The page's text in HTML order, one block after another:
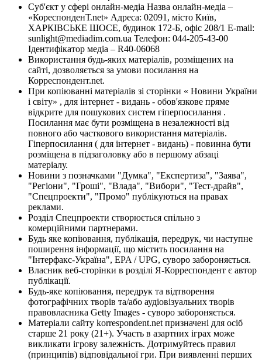
Суб'єкт у сфері онлайн-медіа Назва онлайн-медіа –
«КореспонденТ.net» Адреса: 02091, місто Київ,
ХАРКІВСЬКЕ ШОСЕ, будинок 172-Б, офіс 208/1 E-mail:
sunlight@mediadim.com.ua Телефон: 044-205-43-00
Ідентифікатор медіа – R40-06068
Використання будь-яких матеріалів, розміщених на
сайті, дозволяється за умови посилання на
Корреспондент.net.
При копіюванні матеріалів зі сторінки « Новини України
і світу» , для інтернет - видань - обов'язкове пряме
відкрите для пошукових систем гіперпосилання .
Посилання має бути розміщена в незалежності від
повного або часткового використання матеріалів.
Гіперпосилання ( для інтернет - видань) - повинна бути
розміщена в підзаголовку або в першому абзаці
матеріалу.
Новини з позначками "Думка", "Експертиза", "Заява",
"Регіони", "Гроші", "Влада", "Вибори", "Тест-драйв",
"Спецпроекти", "Промо" публікуються на правах
реклами.
Розділ Спецпроекти створюється спільно з
комерційними партнерами.
Будь яке копіювання, публікація, передрук, чи наступне
поширення інформації, що містить посилання на
"Інтерфакс-Україна", EPA / UPG, суворо забороняється.
Власник веб-сторінки в розділі Я-Корреспондент є автор
публікації.
Будь-яке копіювання, передрук та відтворення
фотографічних творів та/або аудіовізуальних творів
правовласника Getty Images - суворо забороняється.
Матеріали сайту korrespondent.net призначені для осіб
старше 21 року (21+). Участь в азартних іграх може
викликати ігрову залежність. Дотримуйтесь правил
(принципів) відповідальної гри. При виявленні перших